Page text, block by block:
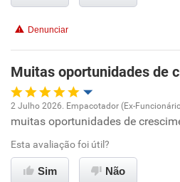
Recomenda esta empresa
Recomenda a diretoria
Denunciar
Muitas oportunidades de
Oportunidade de promoção
Ambiente de trabalho
2 Julho 2026. Empacotador (Ex-
muitas oportunidades de
Esta avaliação foi útil?
Sim Não